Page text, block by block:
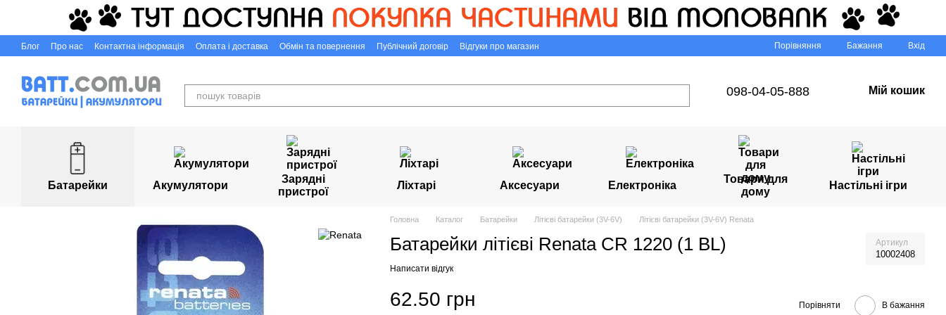
Перейти до основного контенту
Блог Про нас Контактна інформація Оплата і доставка Обмін та повернення Публічний договір
Відгуки про магазин
Порівняння Бажання Вхід
098-04-05-888 Мій кошик
Батарейки Акумулятори
Зарядні
пристрої
Ліхтарі Аксесуари Електроніка
Товари для
дому
Настільні ігри
Головна Каталог Батарейки Літієві батарейки (3V-6V) Літієві батарейки (3V-6V) Renata
Батарейки літієві Renata CR 1220 (1 BL) Артикул
10002408
Написати відгук
62.50 грн Порівняти В бажання